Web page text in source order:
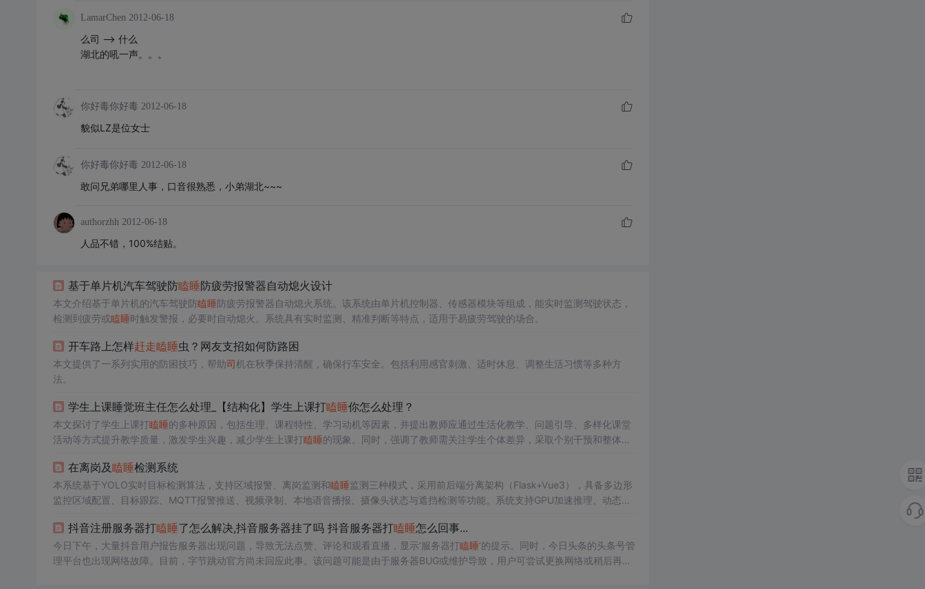
LamarChen 2012-06-18
么司 --> 什么
湖北的吼一声。。。
你好毒你好毒 2012-06-18
貌似LZ是位女士
你好毒你好毒 2012-06-18
敢问兄弟哪里人事，口音很熟悉，小弟湖北~~~
authorzhh 2012-06-18
人品不错，100%结贴。
基于单片机汽车驾驶防瞌睡防疲劳报警器自动熄火设计
本文介绍基于单片机的汽车驾驶防瞌睡防疲劳报警器自动熄火系统。该系统由单片机控制器、传感器模块等组成，能实时监测驾驶状态，
检测到疲劳或瞌睡时触发警报，必要时自动熄火。系统具有实时监测、精准判断等特点，适用于易疲劳驾驶的场合。
开车路上怎样赶走瞌睡虫？网友支招如何防路困
本文提供了一系列实用的防困技巧，帮助司机在秋季保持清醒，确保行车安全。包括利用感官刺激、适时休息、调整生活习惯等多种方
法。
学生上课睡觉班主任怎么处理_【结构化】学生上课打瞌睡你怎么处理？
本文探讨了学生上课打瞌睡的多种原因，包括生理、课程特性、学习动机等因素，并提出教师应通过生活化教学、问题引导、多样化课堂
活动等方式提升教学质量，激发学生兴趣，减少学生上课打瞌睡的现象。同时，强调了教师需关注学生个体差异，采取个别干预和整体教
在离岗及瞌睡检测系统
本系统基于YOLO实时目标检测算法，支持区域报警、离岗监测和瞌睡监测三种模式，采用前后端分离架构（Flask+Vue3），具备多边形
监控区域配置、目标跟踪、MQTT报警推送、视频录制、本地语音播报、摄像头状态与遮挡检测等功能。系统支持GPU加速推理、动态模
抖音注册服务器打瞌睡了怎么解决,抖音服务器挂了吗 抖音服务器打瞌睡怎么回事...
今日下午，大量抖音用户报告服务器出现问题，导致无法点赞、评论和观看直播，显示‘服务器打瞌睡’的提示。同时，今日头条的头条号管
理平台也出现网络故障。目前，字节跳动官方尚未回应此事。该问题可能是由于服务器BUG或维护导致，用户可尝试更换网络或稍后再